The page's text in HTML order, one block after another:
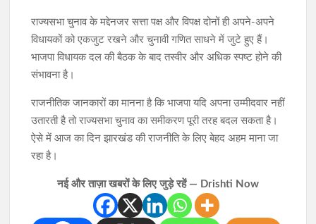
राज्यसभा चुनाव के मद्देनजर सत्ता पक्ष और विपक्ष दोनों ही अपने-अपने
विधायकों को एकजुट रखने और चुनावी गणित साधने में जुटे हुए हैं।
भाजपा विधायक दल की बैठक के बाद तस्वीर और अधिक स्पष्ट होने की
संभावना है।
राजनीतिक जानकारों का मानना है कि भाजपा यदि अपना उम्मीदवार नहीं
उतारती है तो राज्यसभा चुनाव का समीकरण पूरी तरह बदल सकता है।
ऐसे में आज का दिन झारखंड की राजनीति के लिए बेहद अहम माना जा
रहा है।
नई और ताज़ा खबरों के लिए जुड़े रहें — Drishti Now